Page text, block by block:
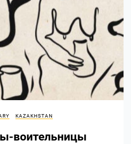
KAZAKHSTAN
воительницы